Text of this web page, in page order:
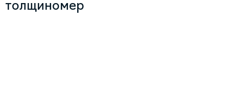
толщиномер